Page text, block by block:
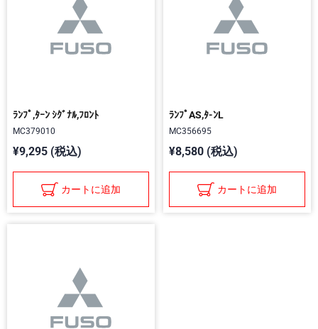
ﾗﾝﾌﾟ,ﾀｰﾝ ｼｸﾞﾅﾙ,ﾌﾛﾝﾄ
MC379010
¥9,295 (税込)
カートに追加
ﾗﾝﾌﾟAS,ﾀ-ﾝL
MC356695
¥8,580 (税込)
カートに追加